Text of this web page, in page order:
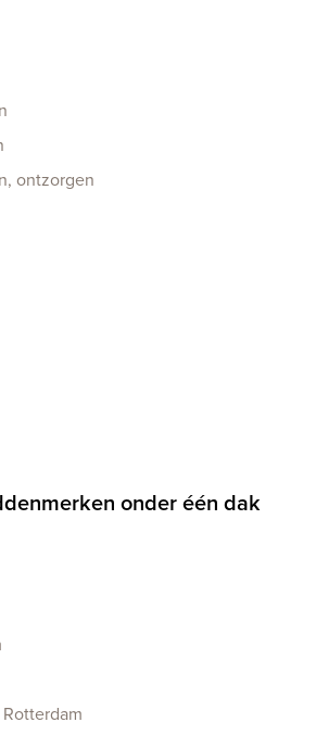
ontzorgen
onder één dak